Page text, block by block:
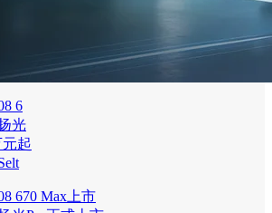
6
光
元起
670 Max上市